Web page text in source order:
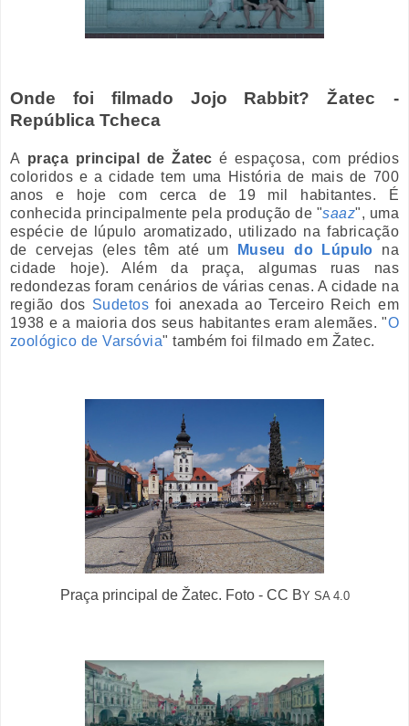
Onde foi filmado Jojo Rabbit?Žatec -
República Tcheca
A praça principal de Žatec é espaçosa, com prédios
coloridos e a cidade tem uma História de mais de 700
anos e hoje com cerca de 19 mil habitantes. É
conhecida principalmente pela produção de "saaz", uma
espécie de lúpulo aromatizado, utilizado na fabricação
de cervejas (eles têm até um
Museu do Lúpulo na
cidade hoje). Além da praça, algumas ruas nas
redondezas foram cenários de várias cenas. A cidade na
região dos Sudetos foi anexada ao Terceiro Reich em
1938 e a maioria dos seus habitantes eram alemães. "O
zoológico de Varsóvia" também foi filmado em Žatec.
Praça principal de Žatec. Foto - CC BY SA 4.0